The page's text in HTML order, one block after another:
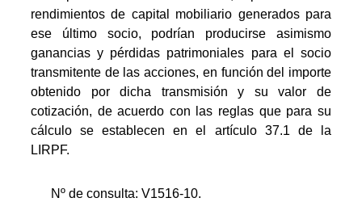
rendimientos de capital mobiliario generados para
ese último socio, podrían producirse asimismo
ganancias y pérdidas patrimoniales para el socio
transmitente de las acciones, en función del importe
obtenido por dicha transmisión y su valor de
cotización, de acuerdo con las reglas que para su
cálculo se establecen en el artículo 37.1 de la
LIRPF.
Nº de consulta: V1516-10.